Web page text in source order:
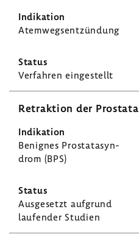
Atem­wegs­ent­zün­dung
Verfahren einge­stellt
Retrak­tion der Prostata
Benignes Prosta­ta­syn­
drom (BPS)
Ausge­setzt aufgrund
laufender Studien